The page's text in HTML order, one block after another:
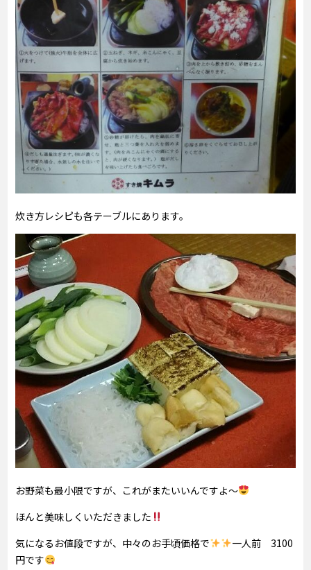
炊き方レシピも各テーブルにあります。
お野菜も最小限ですが、これがまたいいんですよ～
ほんと美味しくいただきました
気になるお値段ですが、中々のお手頃価格で
一人前 3100
円です